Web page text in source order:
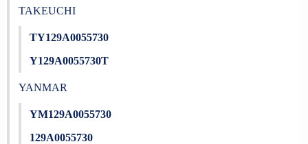
TAKEUCHI
TY129A0055730
Y129A0055730T
YANMAR
YM129A0055730
129A0055730